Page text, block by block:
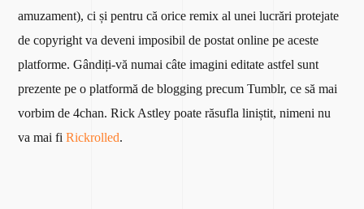
amuzament), ci și pentru că orice remix al unei lucrări protejate
de copyright va deveni imposibil de postat online pe aceste
platforme. Gândiți-vă numai câte imagini editate astfel sunt
prezente pe o platformă de blogging precum Tumblr, ce să mai
vorbim de 4chan. Rick Astley poate răsufla liniștit, nimeni nu
va mai fiRickrolled.